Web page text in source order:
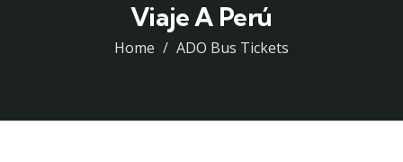
Viaje A Perú
Home ADO Bus Tickets